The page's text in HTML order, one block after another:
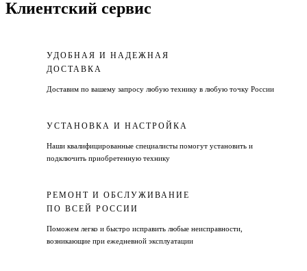
Клиентский сервис
УДОБНАЯ И НАДЕЖНАЯ
ДОСТАВКА
Доставим по вашему запросу любую технику в любую точку России
УСТАНОВКА И НАСТРОЙКА
Наши квалифицированные специалисты помогут установить и
подключить приобретенную технику
РЕМОНТ И ОБСЛУЖИВАНИЕ
ПО ВСЕЙ РОССИИ
Поможем легко и быстро исправить любые неисправности,
возникающие при ежедневной эксплуатации